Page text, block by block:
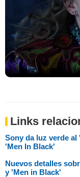
Links
Sony da luz verde
'Men In Black'
Nuevos detalles
y 'Men in Black'